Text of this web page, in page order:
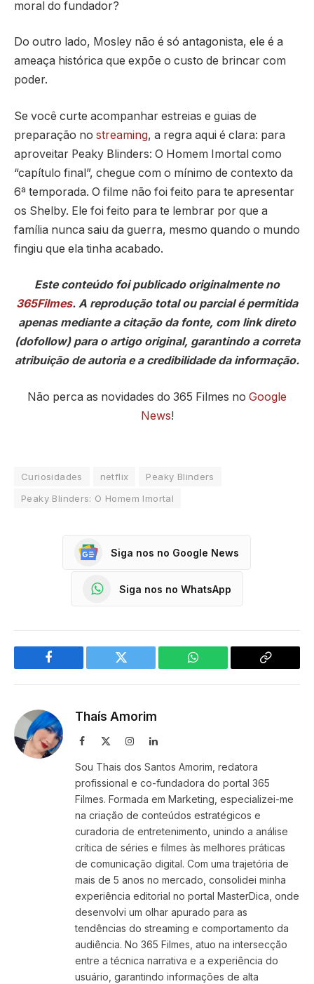
moral do fundador?
Do outro lado, Mosley não é só antagonista, ele é a
ameaça histórica que expõe o custo de brincar com
poder.
Se você curte acompanhar estreias e guias de
preparação no streaming, a regra aqui é clara: para
aproveitar Peaky Blinders: O Homem Imortal como
“capítulo final”, chegue com o mínimo de contexto da
6ª temporada. O filme não foi feito para te apresentar
os Shelby. Ele foi feito para te lembrar por que a
família nunca saiu da guerra, mesmo quando o mundo
fingiu que ela tinha acabado.
Este conteúdo foi publicado originalmente no
365Filmes. A reprodução total ou parcial é permitida
apenas mediante a citação da fonte, com link direto
(dofollow) para o artigo original, garantindo a correta
atribuição de autoria e a credibilidade da informação.
Não perca as novidades do 365 Filmes no Google
News!
Curiosidades netflix
Peaky Blinders
Peaky Blinders: O Homem Imortal
Siga nos no Google News
Siga nos no WhatsApp
Facebook Twitter WhatsApp
Copy
Thaís Amorim
Facebook InstagramLinkedIn
Sou Thais dos Santos Amorim, redatora
profissional e co-fundadora do portal 365
Filmes. Formada em Marketing, especializei-me
na criação de conteúdos estratégicos e
curadoria de entretenimento, unindo a análise
crítica de séries e filmes às melhores práticas
de comunicação digital. Com uma trajetória de
mais de 5 anos no mercado, consolidei minha
experiência editorial no portal MasterDica, onde
desenvolvi um olhar apurado para as
tendências do streaming e comportamento da
audiência. No 365 Filmes, atuo na intersecção
entre a técnica narrativa e a experiência do
usuário, garantindo informações de alta